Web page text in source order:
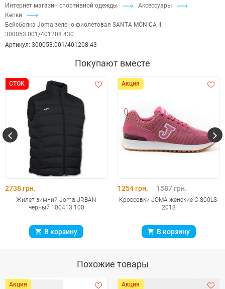
Интернет магазин спортивной одежды
Аксессуары
Кепки
Бейсболка Joma зелено-фиолетовая SANTA MÓNICA II
300053.001/401208.430
Артикул: 300053.001/401208.43
Покупают вместе
СТОК
2738 грн.
Жилет зимний Joma URBAN
черный 100413.100
В корзину
Акция
1254 грн. 1587 грн.
Кроссовки JOMA женские C.800LS-
2013
В корзину
Похожие товары
Акция Акция